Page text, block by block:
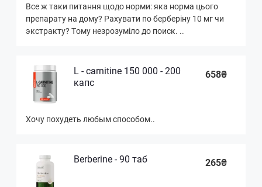
Все ж таки питання щодо норми: яка норма цього
препарату на дому? Рахувати по берберiну 10 мг чи
экстракту? Тому незрозумiло до поиск. ..
L - carnitine 150 000 - 200
капс
658₴
Хочу похудеть любым способом..
Berberine - 90 таб 265₴